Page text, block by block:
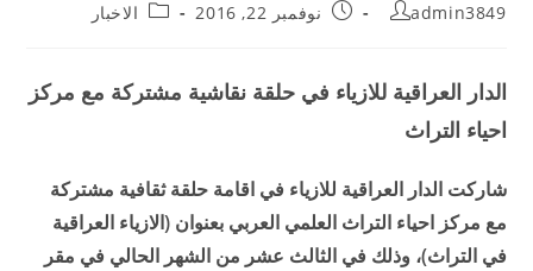
admin3849 نوفمبر 22, 2016 الاخبار
الدار العراقية للازياء في حلقة نقاشية مشتركة مع مركز
احياء التراث
شاركت الدار العراقية للازياء في اقامة حلقة ثقافية مشتركة
مع مركز احياء التراث العلمي العربي بعنوان (الازياء العراقية
في التراث)، وذلك في الثالث عشر من الشهر الحالي في مقر